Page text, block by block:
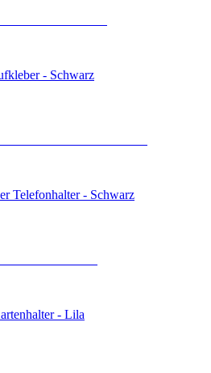
- Schwarz
Telefonhalter - Schwarz
- Lila